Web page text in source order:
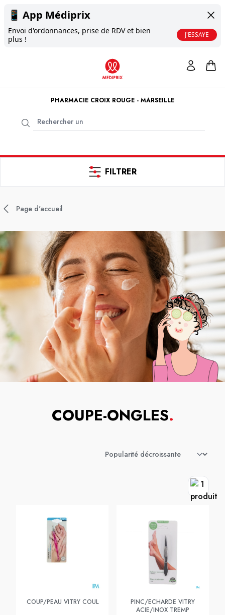
📱 App Médiprix
Envoi d'ordonnances, prise de RDV et bien
plus !
J'ESSAYE
PHARMACIE CROIX ROUGE - MARSEILLE
FILTRER
Page d'accueil
COUPE-ONGLES.
COUP/PEAU VITRY COUL
PINC/ECHARDE VITRY
ACIE/INOX TREMP